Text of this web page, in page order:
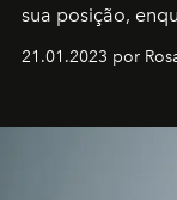
sua posição,
em rápida
21.01.2023 por